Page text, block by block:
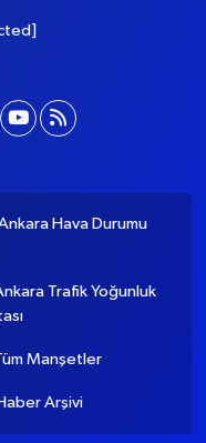
Hava Durumu
Trafik Yoğunluk
Manşetler
Arşivi